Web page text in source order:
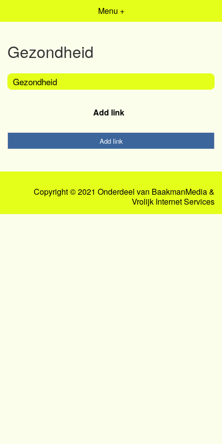
Menu +
Gezondheid
Gezondheid
Add link
Add link
Copyright © 2021 Onderdeel van BaakmanMedia&
Vrolijk Internet Services